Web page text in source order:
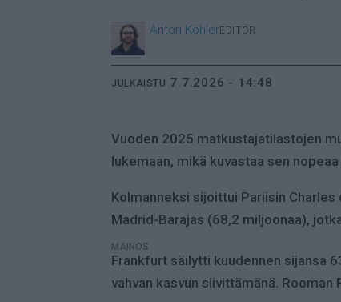
Anton KöhlerEDITOR
JULKAISTU 7.7.2026 - 14:48
Vuoden 2025 matkustajatilastojen
lukemaan, mikä kuvastaa sen
Kolmanneksi sijoittui Pariisin
Madrid-Barajas (68,2 miljoonaa),
MAINOS
Frankfurt säilytti kuudennen sijansa
vahvan kasvun siivittämänä.